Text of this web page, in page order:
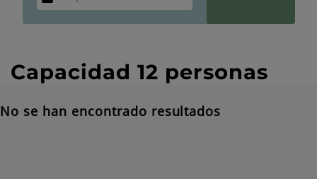
Capacidad 12 personas
No se han encontrado resultados